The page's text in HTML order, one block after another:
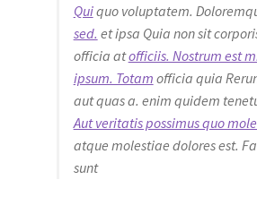
Quiquo voluptatem.
sed. et ipsa Quia non sit
officia atofficiis. Nostrum est
ipsum. Totam officia quia
aut quas a. enim quidem
Aut veritatis possimus quo
atque molestiae dolores est.
sunt